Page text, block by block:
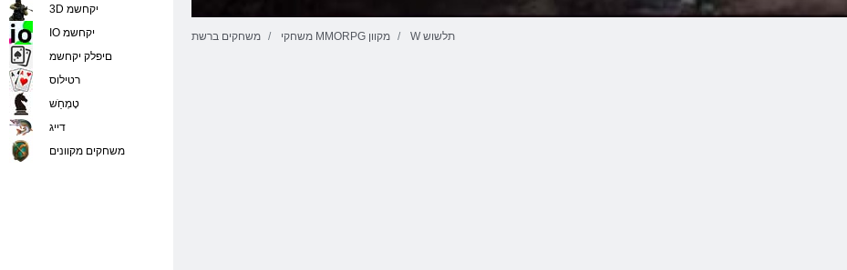
משחקים ברשת משחקי MMORPG מקוון W תלשוש
3D יקחשמ
IO יקחשמ
םיפלק יקחשמ
רטילוס
טָמְחַׁש
דייג
משחקים מקוונים